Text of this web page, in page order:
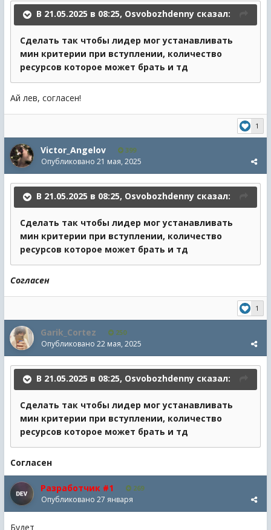
В 21.05.2025 в 08:25, Osvobozhdenny сказал:
Сделать так чтобы лидер мог устанавливать
мин критерии при вступлении, количество
ресурсов которое может брать и тд
Ай лев, согласен!
1
Victor_Angelov 399
Опубликовано 21 мая, 2025
В 21.05.2025 в 08:25, Osvobozhdenny сказал:
Сделать так чтобы лидер мог устанавливать
мин критерии при вступлении, количество
ресурсов которое может брать и тд
Согласен
1
Garik_Cortez 250
Опубликовано 22 мая, 2025
В 21.05.2025 в 08:25, Osvobozhdenny сказал:
Сделать так чтобы лидер мог устанавливать
мин критерии при вступлении, количество
ресурсов которое может брать и тд
Согласен
Разработчик #1 269
Опубликовано 27 января
Будет